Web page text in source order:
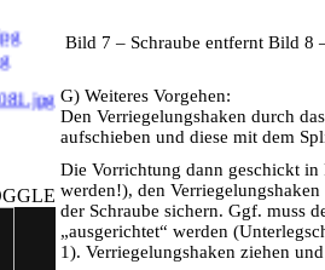
...
Bild 7 – Schraube entfernt Bild 8
G) Weiteres Vorgehen:
Den Verriegelungshaken durch
aufschieben und diese mit dem
Die Vorrichtung dann geschickt
werden!), den
der Schraube sichern. Ggf. muss
„ausgerichtet“ werden
1). Verriegelungshaken ziehen